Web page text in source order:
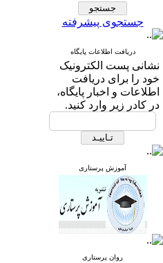
جستجوی پیشرفته
دریافت اطلاعات پایگاه
نشانی پست الکترونیک
خود را برای دریافت
اطلاعات و اخبار پایگاه،
در کادر زیر وارد کنید.
آموزش پرستاری
روان پرستاری